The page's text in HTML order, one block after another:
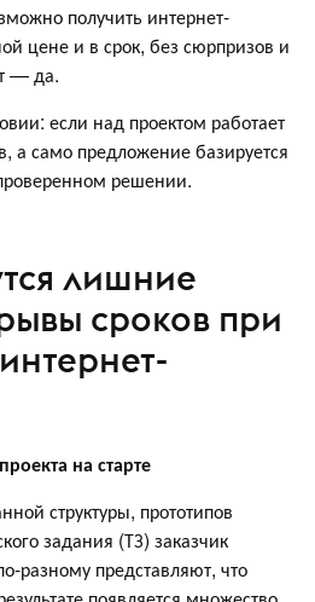
получить интернет-
цене и в срок, без сюрпризов и
— да.
если над проектом работает
а само предложение базируется
решении.
лишние
сроков при
на старте
структуры, прототипов
задания (ТЗ) заказчик
разному представляют, что